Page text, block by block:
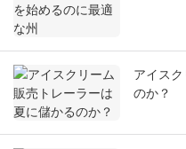
アイス
のか？